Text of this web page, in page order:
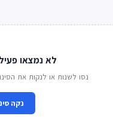
לא נמצאו
נסו לשנות או לנקות את
נקה